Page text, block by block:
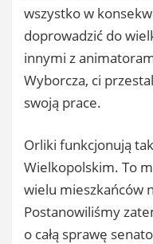
wszystko w
doprowadzić do
innymi z
Wyborcza, ci
swoją prace.
Orliki funkcjonują
Wielkopolskim. To
wielu mieszkańców
Postanowiliśmy
o całą sprawę